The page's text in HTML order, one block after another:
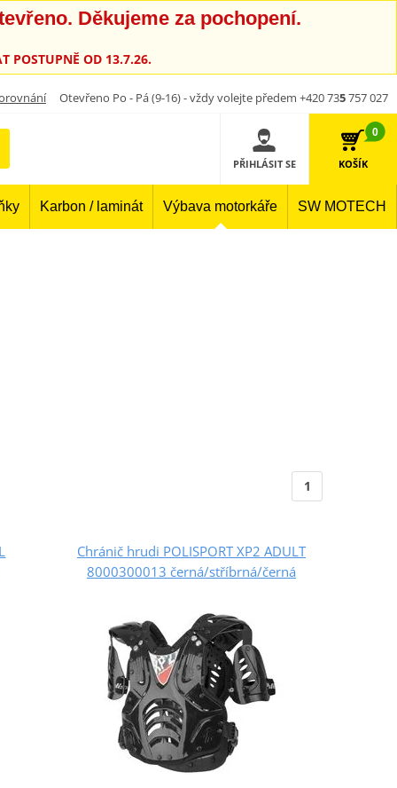
Děkujeme za pochopení.
POSTUPNĚ OD 13.7.26.
Otevřeno Po - Pá (9-16) - vždy volejte předem +420 735757 027
PŘIHLÁSIT SE
0
KOŠÍK
Karbon / laminát Výbava motorkáře SW MOTECH
1
Chránič hrudi POLISPORT XP2 ADULT
8000300013 černá/stříbrná/černá